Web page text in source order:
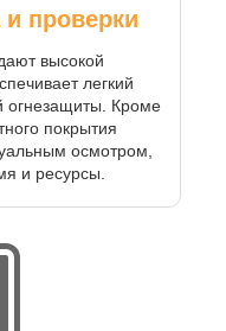
проверки
высокой
легкий
огнезащиты. Кроме
покрытия
осмотром,
и ресурсы.